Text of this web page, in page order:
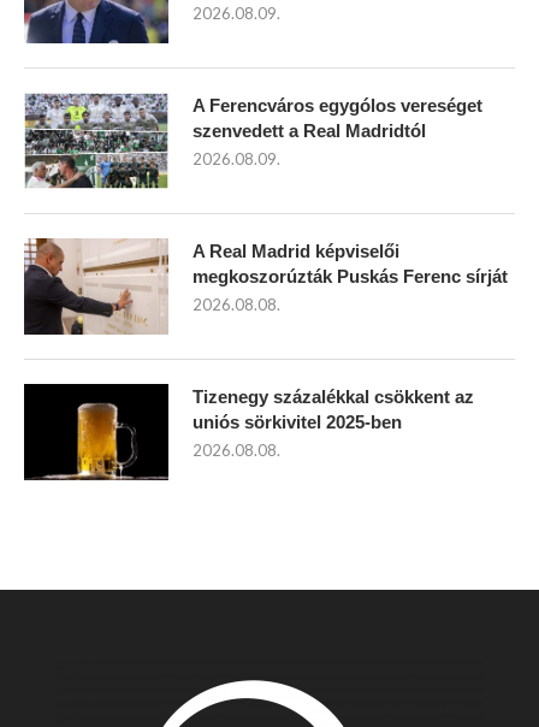
2026.08.09.
A Ferencváros egygólos vereséget
szenvedett a Real Madridtól
2026.08.09.
A Real Madrid képviselői
megkoszorúzták Puskás Ferenc sírját
2026.08.08.
Tizenegy százalékkal csökkent az
uniós sörkivitel 2025-ben
2026.08.08.